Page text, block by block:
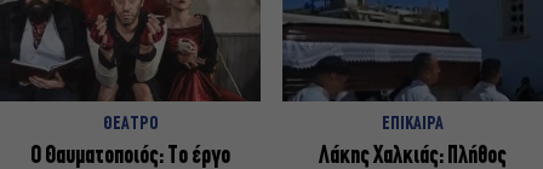
ΘΕΑΤΡΟ
Ο Θαυματοποιός: Το έργο
ΕΠΙΚΑΙΡΑ
Λάκης Χαλκιάς: Πλήθος